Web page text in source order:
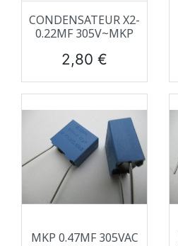
CONDENSATEUR X2-
0.22ΜF 305V~MKP
Prix
2,80 €
MKP 0.47ΜF 305VAC